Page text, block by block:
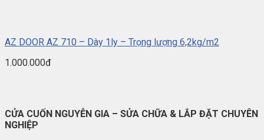
AZ DOOR AZ 710 – Dày 1ly – Trọng lượng 6,2kg/m2
1.000.000đ
CỬA CUỐN NGUYỄN GIA – SỬA CHỮA & LẮP ĐẶT CHUYÊN
NGHIỆP